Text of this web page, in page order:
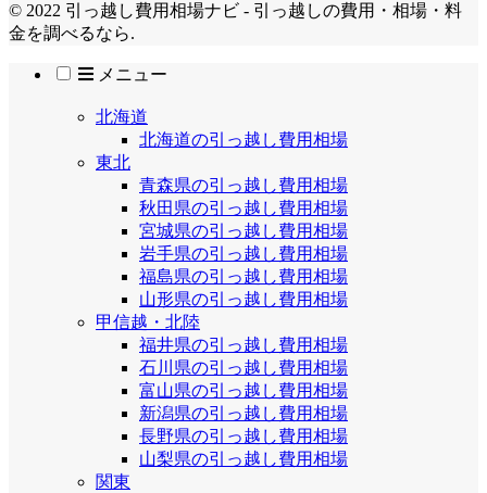
© 2022 引っ越し費用相場ナビ - 引っ越しの費用・相場・料
金を調べるなら.
メニュー
北海道
北海道の引っ越し費用相場
東北
青森県の引っ越し費用相場
秋田県の引っ越し費用相場
宮城県の引っ越し費用相場
岩手県の引っ越し費用相場
福島県の引っ越し費用相場
山形県の引っ越し費用相場
甲信越・北陸
福井県の引っ越し費用相場
石川県の引っ越し費用相場
富山県の引っ越し費用相場
新潟県の引っ越し費用相場
長野県の引っ越し費用相場
山梨県の引っ越し費用相場
関東